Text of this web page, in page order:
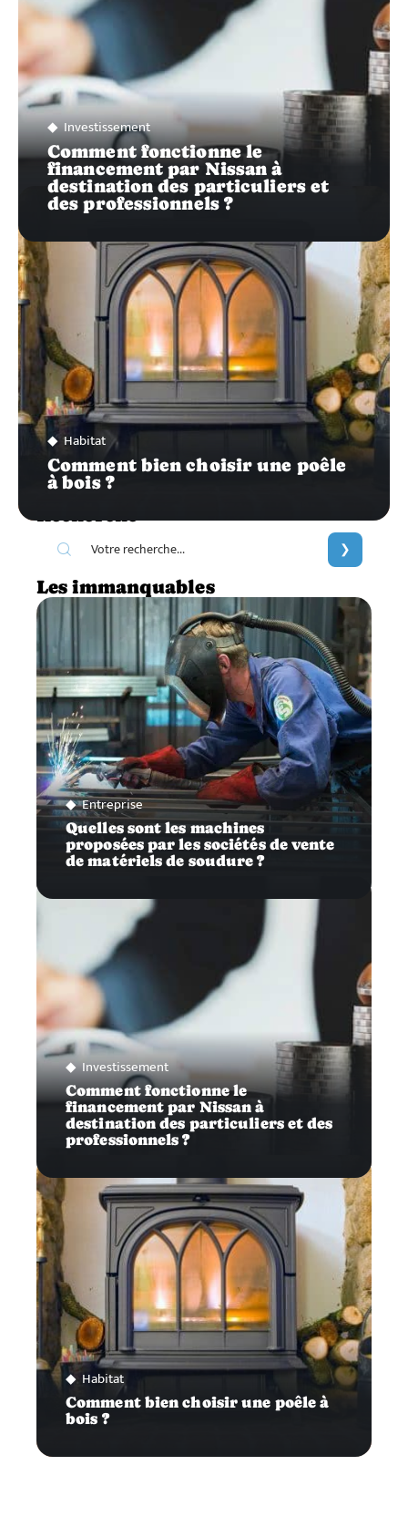
Investissement
Comment fonctionne le
financement par Nissan à
destination des particuliers et
des professionnels ?
Habitat
Comment bien choisir une poêle
à bois ?
Les immanquables
Entreprise
Quelles sont les machines
proposées par les sociétés de vente
de matériels de soudure ?
Investissement
Comment fonctionne le
financement par Nissan à
destination des particuliers et des
professionnels ?
Habitat
Comment bien choisir une poêle à
bois ?